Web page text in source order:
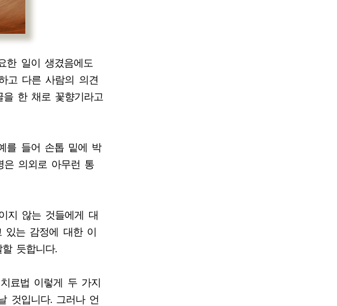
한 일이 생겼음에도
고 다른 사람의 의견
을 한 채로 꽃향기라고
를 들어 손톱 밑에 박
의외로 아무런 통
지 않는 것들에게 대
있는 감정에 대한 이
듯합니다.
료법 이렇게 두 가지
것입니다. 그러나 언